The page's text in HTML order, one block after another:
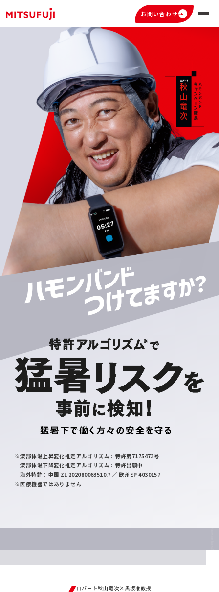
お問い合わせ
※深部体温上昇変化推定アルゴリズム：特許第7175473号
深部体温下降変化推定アルゴリズム：特許出願中
海外特許：中国 ZL 202080063510.7 ／ 欧州EP 4030157
※医療機器ではありません
ロバート秋山竜次×黒坂准教授